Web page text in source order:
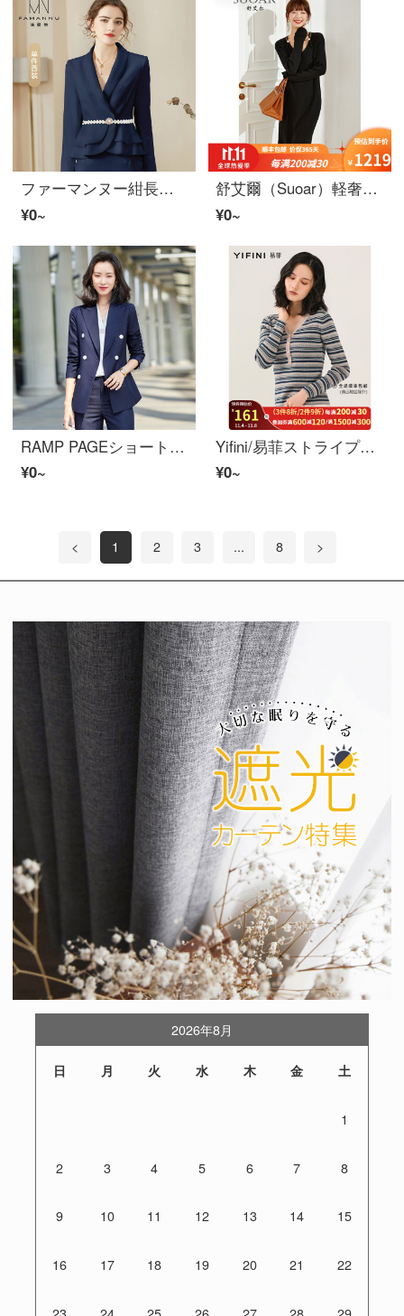
ファーマンヌー紺長袖キャリアスーツセト女性秋冬新着商品上品職場正装修身顕痩工作服OLスーツ—紺M
¥0~
舒艾爾（Suoar）軽奢な女装のウールのメリヤスワンピス女通勤セクシー韓国版鶏心襟秋冬中長打底スカート2021冬服新着商品韓国黒S
¥0~
RAMP PAGEショートコート女性春秋季ミニスーツ春スタイルキャリア女装新商品トープブラックスポーツカジュアルでやせて見える修身韓国版ダストコートデザイン感小衆韓国版ブルー4 XL
¥0~
Yifini/易菲ストライプニット冬新商品修身著しい痩せたインパクトのストライプv襟トッピング女性綿毛201.2 m 967アンズ底の青いストライプXL
¥0~
< 1 2 3 ... 8 >
2026年8月
日 月 火 水 木 金 土
1
2 3 4 5 6 7 8
9 10 11 12 13 14 15
16 17 18 19 20 21 22